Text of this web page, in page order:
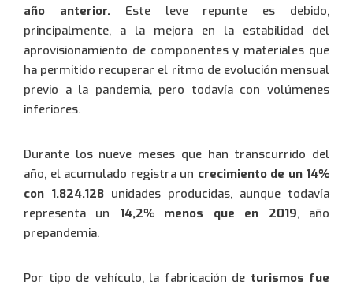
año anterior. Este leve repunte es debido,
principalmente, a la mejora en la estabilidad del
aprovisionamiento de componentes y materiales que
ha permitido recuperar el ritmo de evolución mensual
previo a la pandemia, pero todavía con volúmenes
inferiores.
Durante los nueve meses que han transcurrido del
año, el acumulado registra un crecimiento de un 14%
con 1.824.128 unidades producidas, aunque todavía
representa un 14,2% menos que en 2019, año
prepandemia.
Por tipo de vehículo, la fabricación de turismos fue